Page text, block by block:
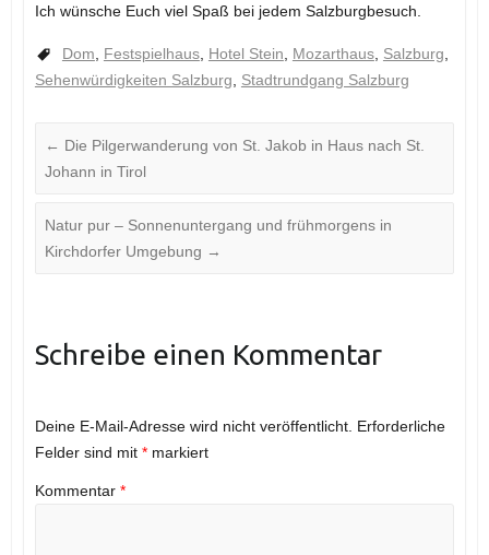
Ich wünsche Euch viel Spaß bei jedem Salzburgbesuch.
Dom Festspielhaus, Hotel Stein Mozarthaus, Salzburg
Sehenwürdigkeiten Salzburg
Stadtrundgang Salzburg
← Die Pilgerwanderung von St. Jakob in Haus nach St.
Johann in Tirol
Natur pur – Sonnenuntergang und frühmorgens in
Kirchdorfer Umgebung →
Schreibe einen Kommentar
Deine E-Mail-Adresse wird nicht veröffentlicht. Erforderliche
Felder sind mit *markiert
Kommentar *